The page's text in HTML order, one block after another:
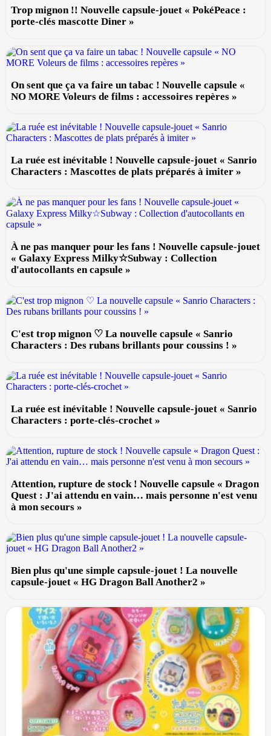
Trop mignon !! Nouvelle capsule-jouet « PokéPeace :
porte-clés mascotte Diner »
On sent que ça va faire un tabac ! Nouvelle capsule «
NO MORE Voleurs de films : accessoires repères »
La ruée est inévitable ! Nouvelle capsule-jouet « Sanrio
Characters : Mascottes de plats préparés à imiter »
À ne pas manquer pour les fans ! Nouvelle capsule-jouet
« Galaxy Express Milky☆Subway : Collection
d'autocollants en capsule »
C'est trop mignon ♡ La nouvelle capsule « Sanrio
Characters : Des rubans brillants pour coussins ! »
La ruée est inévitable ! Nouvelle capsule-jouet « Sanrio
Characters : porte-clés-crochet »
Attention, rupture de stock ! Nouvelle capsule « Dragon
Quest : J'ai attendu en vain… mais personne n'est venu
à mon secours »
Bien plus qu'une simple capsule-jouet ! La nouvelle
capsule-jouet « HG Dragon Ball Another2 »